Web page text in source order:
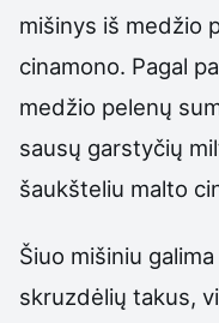
mišinys iš medžio
cinamono. Pagal
medžio pelenų
sausų garstyčių
šaukšteliu malto
Šiuo mišiniu
skruzdėlių takus,